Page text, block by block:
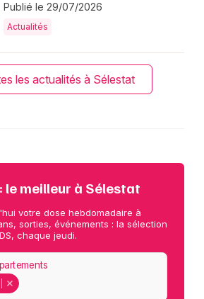
Publié le 29/07/2026
Actualités
les actualités à Sélestat
le meilleur à Sélestat
votre dose hebdomadaire à
sorties, événements : la sélection
chaque jeudi.